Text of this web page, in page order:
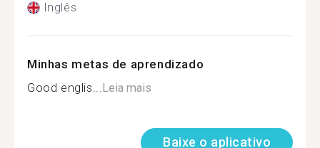
Inglês
Minhas metas de aprendizado
Good englis...Leia mais
Baixe o aplicativo